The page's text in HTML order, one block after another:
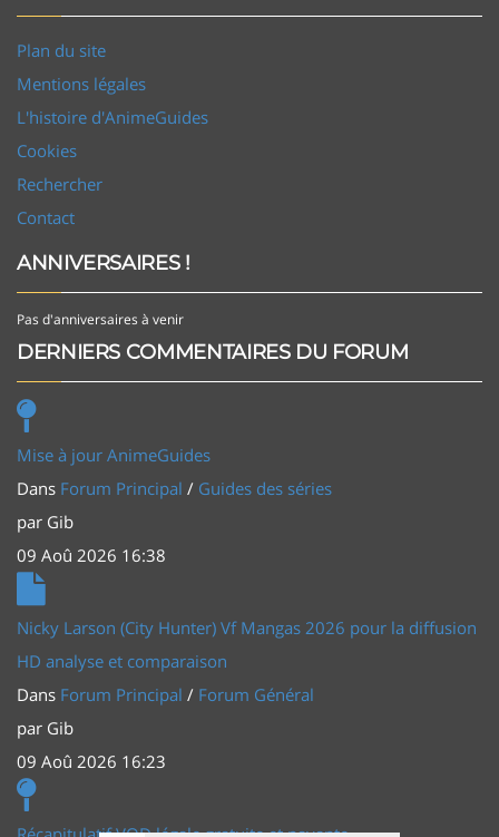
Plan du site
Mentions légales
L'histoire d'AnimeGuides
Cookies
Rechercher
Contact
ANNIVERSAIRES !
Pas d'anniversaires à venir
DERNIERS COMMENTAIRES DU FORUM
Mise à jour AnimeGuides
Dans Forum Principal / Guides des séries
par Gib
09 Aoû 2026 16:38
Nicky Larson (City Hunter) Vf Mangas 2026 pour la diffusion
HD analyse et comparaison
Dans Forum Principal / Forum Général
par Gib
09 Aoû 2026 16:23